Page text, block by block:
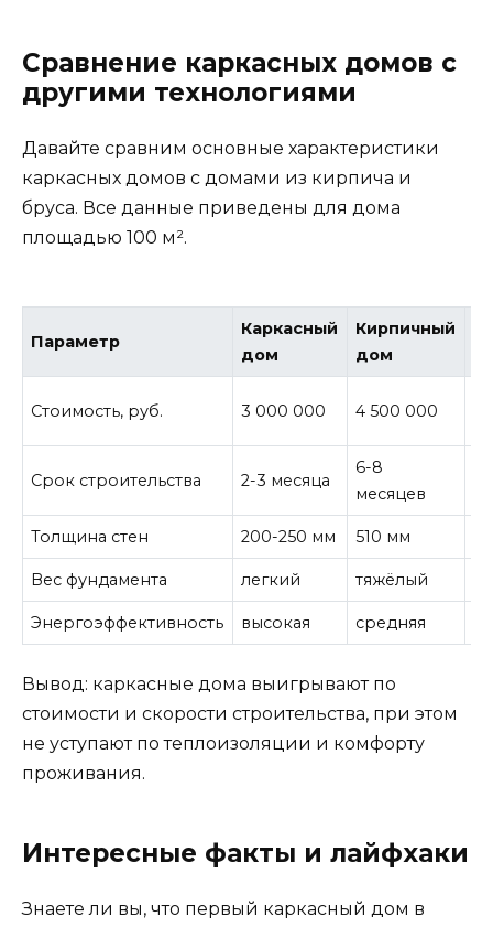
Сравнение каркасных домов с
другими технологиями
Давайте сравним основные характеристики
каркасных домов с домами из кирпича и
бруса. Все данные приведены для дома
площадью 100 м².
Параметр
Каркасный
дом
Кирпичный
дом
Стоимость, руб. 3 000 000 4 500 000
Срок строительства 2-3 месяца
6-8
месяцев
Толщина стен 200-250 мм 510 мм
Вес фундамента легкий тяжёлый
Энергоэффективность высокая средняя
Вывод: каркасные дома выигрывают по
стоимости и скорости строительства, при этом
не уступают по теплоизоляции и комфорту
проживания.
Интересные факты и лайфхаки
Знаете ли вы, что первый каркасный дом в